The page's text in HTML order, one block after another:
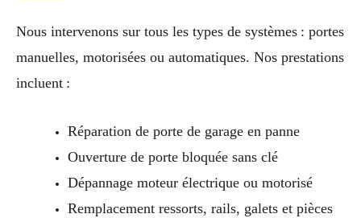
Nous intervenons sur tous les types de systèmes : portes
manuelles, motorisées ou automatiques. Nos prestations
incluent :
Réparation de porte de garage en panne
Ouverture de porte bloquée sans clé
Dépannage moteur électrique ou motorisé
Remplacement ressorts, rails, galets et pièces